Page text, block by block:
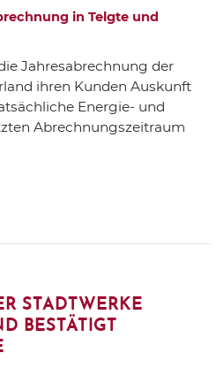
in Telgte und
Jahresabrechnung der
ihren Kunden Auskunft
Energie- und
Abrechnungszeitraum
STADTWERKE
BESTÄTIGT